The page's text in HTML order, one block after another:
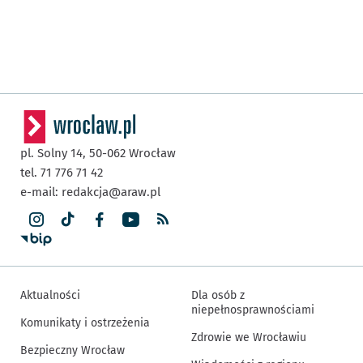
pl. Solny 14, 50-062 Wrocław
tel. 71 776 71 42
e-mail: redakcja@araw.pl
Aktualności
Komunikaty i ostrzeżenia
Bezpieczny Wrocław
Dla osób z
niepełnosprawnościami
Zdrowie we Wrocławiu